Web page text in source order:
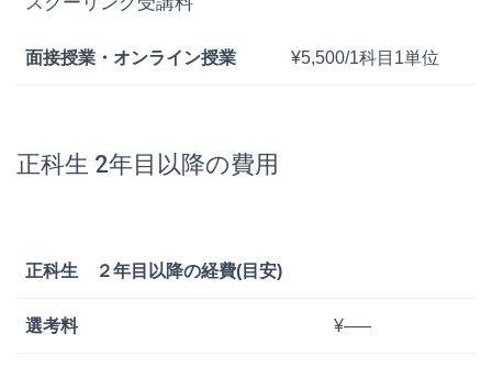
面接授業・オンライン授業 ¥5,500/1科目1単位
正科生 2年目以降の費用
正科生 ２年目以降の経費(目安)
選考料 ¥—–